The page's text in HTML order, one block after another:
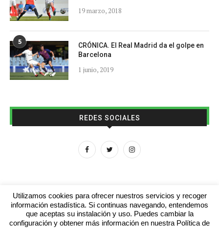
19 marzo, 2018
5
CRÓNICA. El Real Madrid da el golpe en
Barcelona
1 junio, 2019
REDES SOCIALES
Aviso legal Contacto Colabora con nosotros
Utilizamos cookies para ofrecer nuestros servicios y recoger
información estadística. Si continuas navegando, entendemos
que aceptas su instalación y uso. Puedes cambiar la
configuración y obtener más información en nuestra Política de